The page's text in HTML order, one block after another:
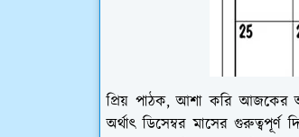
প্রিয় পাঠক, আশা করি আজকের
অর্থাৎ ডিসেম্বর মাসের